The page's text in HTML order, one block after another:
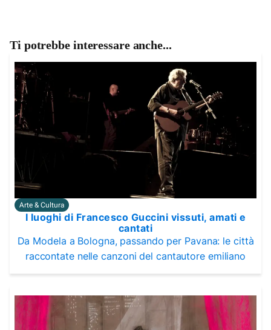
Ti potrebbe interessare anche...
Arte & Cultura
I luoghi di Francesco Guccini vissuti, amati e
cantati
Da Modela a Bologna, passando per Pavana: le città
raccontate nelle canzoni del cantautore emiliano